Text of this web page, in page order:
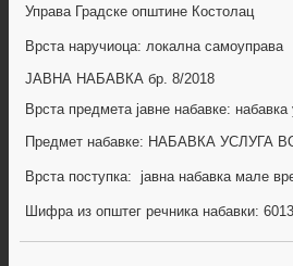
Управа Градске општине Костолац
Врста наручиоца: локална самоуправа
ЈАВНА НАБАВКА бр. 8/2018
Врста предмета јавне набавке: набавка
Предмет набавке: НАБАВКА УСЛУГА
Врста поступка: јавна набавка мале
Шифра из општег речника набавки: